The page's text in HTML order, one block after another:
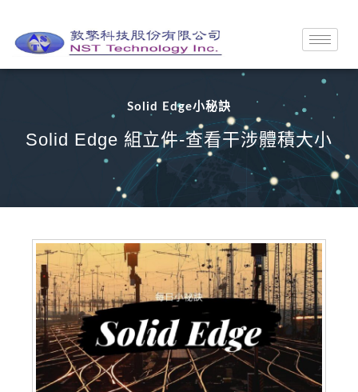
Solid Edge小秘訣
Solid Edge 組立件-查看干涉體積大小